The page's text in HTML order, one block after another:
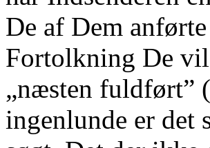
De af Dem
Fortolkning De
„næsten fuldført”
ingenlunde er det